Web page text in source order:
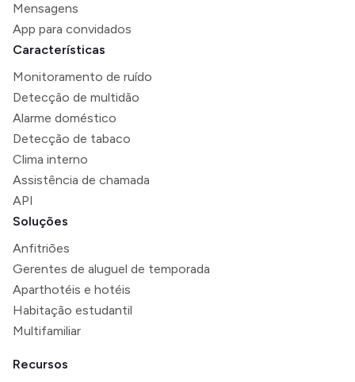
Mensagens
App para convidados
Características
Monitoramento de ruído
Detecção de multidão
Alarme doméstico
Detecção de tabaco
Clima interno
Assistência de chamada
API
Soluções
Anfitriões
Gerentes de aluguel de temporada
Aparthotéis e hotéis
Habitação estudantil
Multifamiliar
Recursos